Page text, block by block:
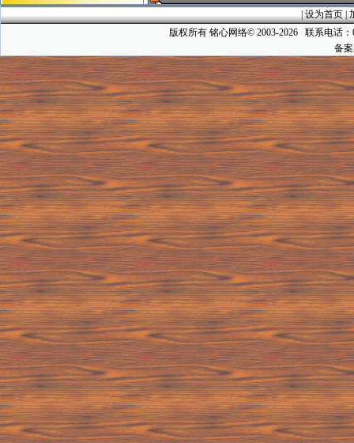
|设为首页 |
版权所有 铭心网络© 2003-2026 联系电话
备